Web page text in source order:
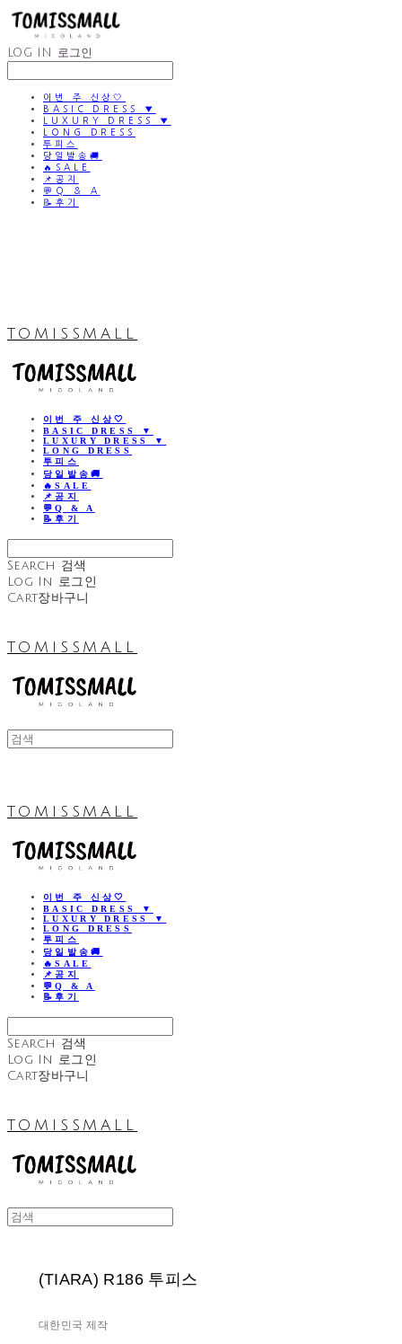
LOG IN 로그인
이번 주 신상🤍
BASIC DRESS ▼
LUXURY DRESS ▼
LONG DRESS
투피스
당일발송🚚
🔥SALE
📌공지
💬Q & A
📝후기
TOMISSMALL
이번 주 신상🤍
BASIC DRESS ▼
LUXURY DRESS ▼
LONG DRESS
투피스
당일발송🚚
🔥SALE
📌공지
💬Q & A
📝후기
Search 검색
Log In 로그인
Cart장바구니
TOMISSMALL
TOMISSMALL
이번 주 신상🤍
BASIC DRESS ▼
LUXURY DRESS ▼
LONG DRESS
투피스
당일발송🚚
🔥SALE
📌공지
💬Q & A
📝후기
Search 검색
Log In 로그인
Cart장바구니
TOMISSMALL
(TIARA) R186 투피스
대한민국 제작